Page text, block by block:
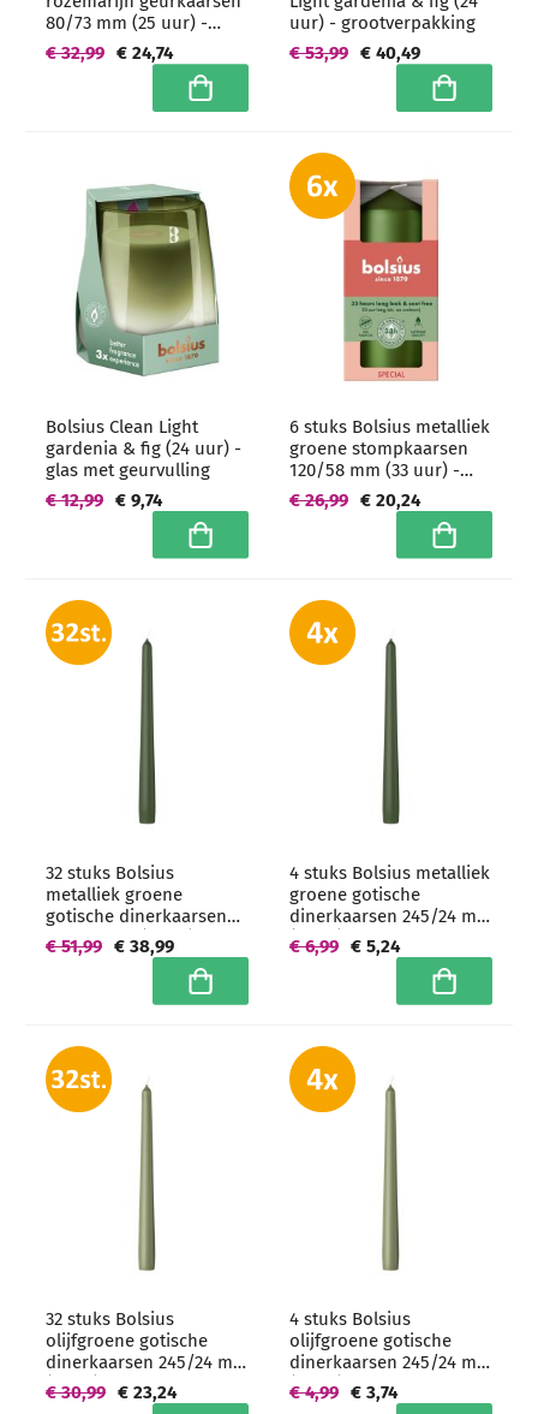
80/73 mm (25 uur) -
grootverpakking
€ 24,74
€ 32,99
In winkelwagen
uur) - grootverpakking
€ 40,49
€ 53,99
In
Bolsius Clean Light
gardenia & fig (24 uur) -
glas met geurvulling
€ 9,74
€ 12,99
In winkelwagen
6 stuks Bolsius metalliek
groene stompkaarsen
120/58 mm (33 uur) -
grootverpakking
€ 20,24
€ 26,99
In
32 stuks Bolsius
metalliek groene
gotische dinerkaarsen
245/24 mm (7 uur) -
grootverpakking
€ 38,99
€ 51,99
In winkelwagen
4 stuks Bolsius metalliek
groene gotische
dinerkaarsen 245/24 mm
(7 uur) € 5,24
€ 6,99
In
32 stuks Bolsius
olijfgroene gotische
dinerkaarsen 245/24 mm
(7 uur) -
grootverpakking
€ 23,24
€ 30,99
4 stuks Bolsius
olijfgroene gotische
dinerkaarsen 245/24 mm
(7 uur) € 3,74
€ 4,99